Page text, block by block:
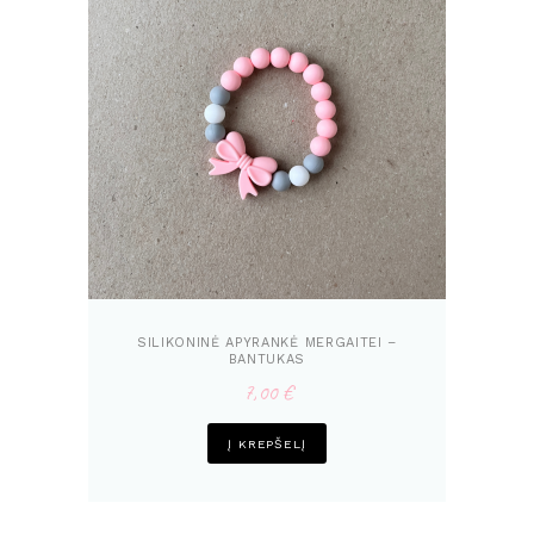
SILIKONINĖ APYRANKĖ MERGAITEI –
BANTUKAS
7,00€
Į KREPŠELĮ